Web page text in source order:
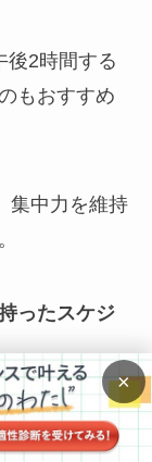
後2時間する
もおすすめ
集中力を維持
ったスケジ
えて、納品
るよう計画
×